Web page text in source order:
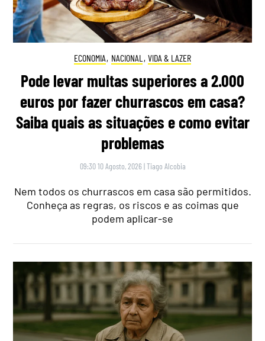
ECONOMIA, NACIONAL , VIDA & LAZER
Pode levar multas superiores a 2.000
euros por fazer churrascos em casa?
Saiba quais as situações e como evitar
problemas
09:30 10 Agosto, 2026 |Tiago Alcobia
Nem todos os churrascos em casa são permitidos.
Conheça as regras, os riscos e as coimas que
podem aplicar-se